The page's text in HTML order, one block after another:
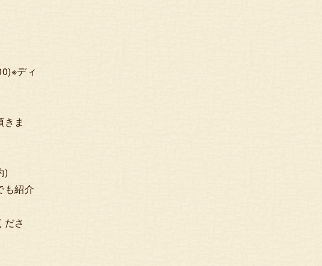
ディ
ま
)
も紹介
さ